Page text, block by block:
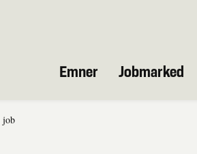
Emner Jobmarked
job